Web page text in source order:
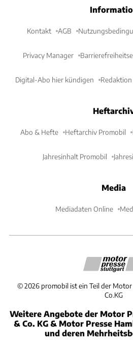
Kontakt AGB
Privacy Manager
Digital-Abo hier kündigen Redaktion
Abo & Hefte Heftarchiv Promobil
Jahresinhalt Promobil
Media
Mediadaten Online
©2026 promobil ist ein Teil der
Co.KG
Weitere Angebote der Motor
& Co. KG & Motor Presse
und deren